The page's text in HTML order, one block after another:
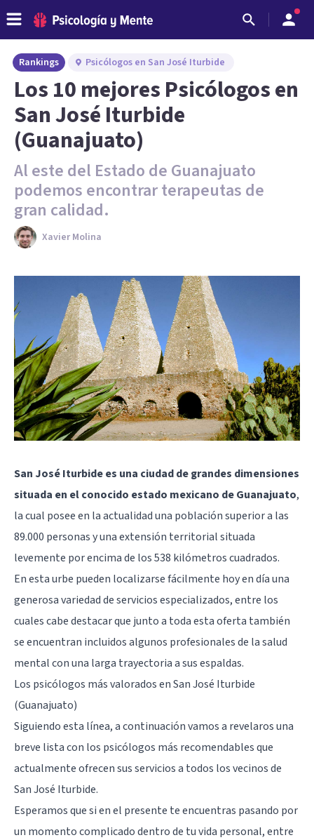
Rankings Psicólogos en San José Iturbide
Los 10 mejores Psicólogos en
San José Iturbide
(Guanajuato)
Al este del Estado de Guanajuato
podemos encontrar terapeutas de
gran calidad.
Xavier Molina
San José Iturbide es una ciudad de grandes dimensiones
situada en el conocido estado mexicano de Guanajuato,
la cual posee en la actualidad una población superior a las
89.000 personas y una extensión territorial situada
levemente por encima de los 538 kilómetros cuadrados.
En esta urbe pueden localizarse fácilmente hoy en día una
generosa variedad de servicios especializados, entre los
cuales cabe destacar que junto a toda esta oferta también
se encuentran incluidos algunos profesionales de la salud
mental con una larga trayectoria a sus espaldas.
Los psicólogos más valorados en San José Iturbide
(Guanajuato)
Siguiendo esta línea, a continuación vamos a revelaros una
breve lista con los psicólogos más recomendables que
actualmente ofrecen sus servicios a todos los vecinos de
San José Iturbide.
Esperamos que si en el presente te encuentras pasando por
un momento complicado dentro de tu vida personal, entre